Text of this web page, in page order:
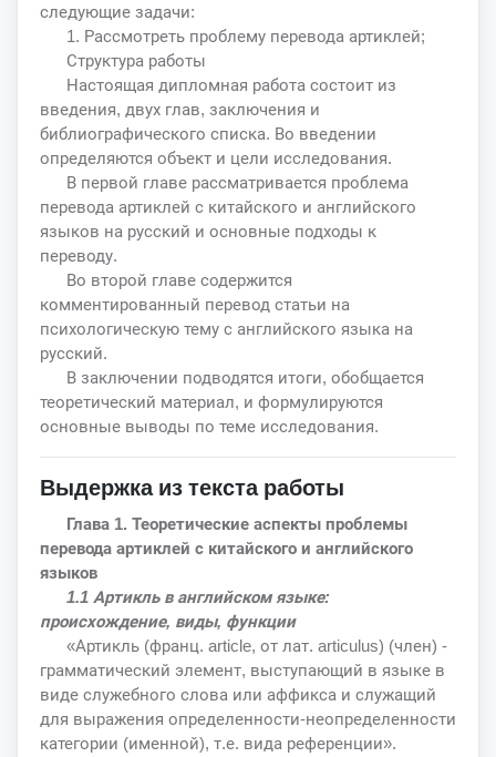
следующие задачи:
1. Рассмотреть проблему перевода артиклей;
Структура работы
Настоящая дипломная работа состоит из
введения, двух глав, заключения и
библиографического списка. Во введении
определяются объект и цели исследования.
В первой главе рассматривается проблема
перевода артиклей с китайского и английского
языков на русский и основные подходы к
переводу.
Во второй главе содержится
комментированный перевод статьи на
психологическую тему с английского языка на
русский.
В заключении подводятся итоги, обобщается
теоретический материал, и формулируются
основные выводы по теме исследования.
Выдержка из текста работы
Глава 1. Теоретические аспекты проблемы
перевода артиклей с китайского и английского
языков
1.1 Артикль в английском языке:
происхождение, виды, функции
«Артикль (франц. article, от лат. articulus) (член) -
грамматический элемент, выступающий в языке в
виде служебного слова или аффикса и служащий
для выражения определенности-неопределенности
категории (именной), т.е. вида референции».